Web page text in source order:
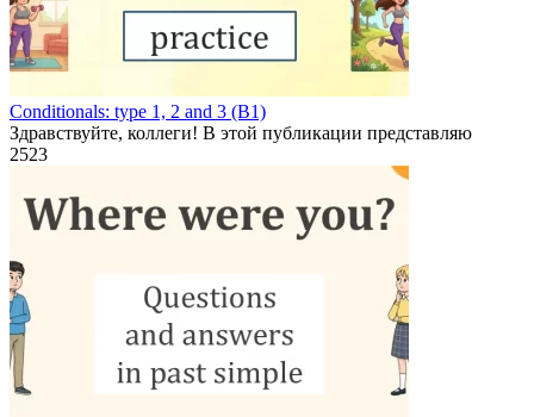
Conditionals: type 1, 2 and 3 (B1)
Здравствуйте, коллеги! В этой публикации представляю
2523